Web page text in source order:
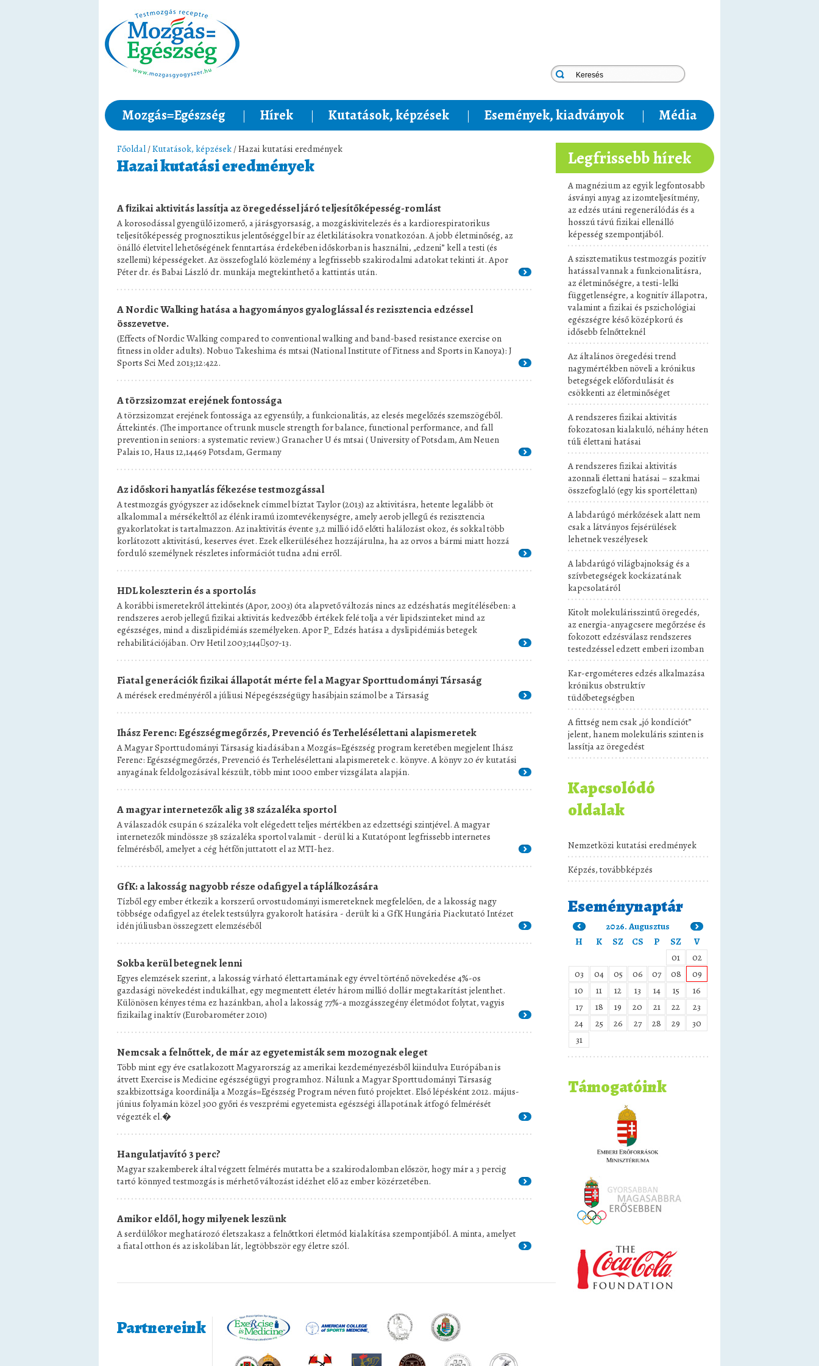
Mozgás=Egészség Hírek Kutatások, képzések Események, kiadványok Média
Főoldal /Kutatások, képzések / Hazai kutatási eredmények
Hazai kutatási eredmények
A ﬁzikai aktivitás lassítja az öregedéssel járó teljesítőképesség-romlást
A korosodással gyengülő izomerő, a járásgyorsaság, a mozgáskivitelezés és a kardiorespiratorikus
teljesítőképesség prognosztikus jelentőséggel bír az életkilátásokra vonatkozóan. A jobb életminőség, az
önálló életvitel lehetőségének fenntartása érdekében időskorban is használni, „edzeni” kell a testi (és
szellemi) képességeket. Az összefoglaló közlemény a legfrissebb szakirodalmi adatokat tekinti át. Apor
Péter dr. és Babai László dr. munkája megtekinthető a kattintás után.
A Nordic Walking hatása a hagyományos gyaloglással és rezisztencia edzéssel
összevetve.
(Effects of Nordic Walking compared to conventional walking and band-based resistance exercise on
fitness in older adults). Nobuo Takeshima és mtsai (National Institute of Fitness and Sports in Kanoya): J
Sports Sci Med 2013;12:422.
A törzsizomzat erejének fontossága
A törzsizomzat erejének fontossága az egyensúly, a funkcionalitás, az elesés megelőzés szemszögéből.
Áttekintés. (The importance of trunk muscle strength for balance, functional performance, and fall
prevention in seniors: a systematic review.) Granacher U és mtsai ( University of Potsdam, Am Neuen
Palais 10, Haus 12,14469 Potsdam, Germany
Az időskori hanyatlás fékezése testmozgással
A testmozgás gyógyszer az időseknek címmel bíztat Taylor (2013) az aktivitásra, hetente legalább öt
alkalommal a mérsékelttől az élénk iramú izomtevékenységre, amely aerob jellegű és rezisztencia
gyakorlatokat is tartalmazzon. Az inaktivitás évente 3,2 millió idő előtti halálozást okoz, és sokkal több
korlátozott aktivitású, keserves évet. Ezek elkerüléséhez hozzájárulna, ha az orvos a bármi miatt hozzá
forduló személynek részletes információt tudna adni erről.
HDL koleszterin és a sportolás
A korábbi ismeretekről áttekintés (Apor, 2003) óta alapvető változás nincs az edzéshatás megítélésében: a
rendszeres aerob jellegű fizikai aktivitás kedvezőbb értékek felé tolja a vér lipidszinteket mind az
egészséges, mind a diszlipidémiás személyeken. Apor P_ Edzés hatása a dyslipidémiás betegek
rehabilitációjában. Orv Hetil 2003;144507-13.
Fiatal generációk fizikai állapotát mérte fel a Magyar Sporttudományi Társaság
A mérések eredményéről a júliusi Népegészségügy hasábjain számol be a Társaság
Ihász Ferenc: Egészségmegőrzés, Prevenció és Terhelésélettani alapismeretek
A Magyar Sporttudományi Társaság kiadásában a Mozgás=Egészség program keretében megjelent Ihász
Ferenc: Egészségmegőrzés, Prevenció és Terhelésélettani alapismeretek c. könyve. A könyv 20 év kutatási
anyagának feldolgozásával készült, több mint 1000 ember vizsgálata alapján.
A magyar internetezők alig 38 százaléka sportol
A válaszadók csupán 6 százaléka volt elégedett teljes mértékben az edzettségi szintjével. A magyar
internetezők mindössze 38 százaléka sportol valamit - derül ki a Kutatópont legfrissebb internetes
felmérésből, amelyet a cég hétfőn juttatott el az MTI-hez.
GfK: a lakosság nagyobb része odafigyel a táplálkozására
Tízből egy ember étkezik a korszerű orvostudományi ismereteknek megfelelően, de a lakosság nagy
többsége odafigyel az ételek testsúlyra gyakorolt hatására - derült ki a GfK Hungária Piackutató Intézet
idén júliusban összegzett elemzéséből
Sokba kerül betegnek lenni
Egyes elemzések szerint, a lakosság várható élettartamának egy évvel történő növekedése 4%-os
gazdasági növekedést indukálhat, egy megmentett életév három millió dollár megtakarítást jelenthet.
Különösen kényes téma ez hazánkban, ahol a lakosság 77%-a mozgásszegény életmódot folytat, vagyis
fizikailag inaktív (Eurobarométer 2010)
Nemcsak a felnőttek, de már az egyetemisták sem mozognak eleget
Több mint egy éve csatlakozott Magyarország az amerikai kezdeményezésből kiindulva Európában is
átvett Exercise is Medicine egészségügyi programhoz. Nálunk a Magyar Sporttudományi Társaság
szakbizottsága koordinálja a Mozgás=Egészség Program néven futó projektet. Első lépésként 2012. május-
június folyamán közel 300 győri és veszprémi egyetemista egészségi állapotának átfogó felmérését
végezték el.�
Hangulatjavító 3 perc?
Magyar szakemberek által végzett felmérés mutatta be a szakirodalomban először, hogy már a 3 percig
tartó könnyed testmozgás is mérhető változást idézhet elő az ember közérzetében.
Amikor eldől, hogy milyenek leszünk
A serdülőkor meghatározó életszakasz a felnőttkori életmód kialakítása szempontjából. A minta, amelyet
a fiatal otthon és az iskolában lát, legtöbbször egy életre szól.
Legfrissebb hírek
A magnézium az egyik legfontosabb
ásványi anyag az izomteljesítmény,
az edzés utáni regenerálódás és a
hosszú távú fizikai ellenálló
képesség szempontjából.
A szisztematikus testmozgás pozitív
hatással vannak a funkcionalitásra,
az életminőségre, a testi-lelki
függetlenségre, a kognitív állapotra,
valamint a fizikai és pszichológiai
egészségre késő középkorú és
idősebb felnőtteknél
Az általános öregedési trend
nagymértékben növeli a krónikus
betegségek előfordulását és
csökkenti az életminőséget
A rendszeres fizikai aktivitás
fokozatosan kialakuló, néhány héten
túli élettani hatásai
A rendszeres fizikai aktivitás
azonnali élettani hatásai – szakmai
összefoglaló (egy kis sportélettan)
A labdarúgó mérkőzések alatt nem
csak a látványos fejsérülések
lehetnek veszélyesek
A labdarúgó világbajnokság és a
szívbetegségek kockázatának
kapcsolatáról
Kitolt molekulárisszintű öregedés,
az energia-anyagcsere megőrzése és
fokozott edzésválasz rendszeres
testedzéssel edzett emberi izomban
Kar-ergométeres edzés alkalmazása
krónikus obstruktív
tüdőbetegségben
A fittség nem csak „jó kondíciót”
jelent, hanem molekuláris szinten is
lassítja az öregedést
Kapcsolódó
oldalak
Nemzetközi kutatási eredmények
Képzés, továbbképzés
Eseménynaptár
2026. Augusztus
H
K SZ CS P SZ
V
01
02
03
04 05 06 07 08
09
10
11 12 13 14 15
16
17
18 19 20 21 22
23
24
25 26 27 28 29
30
31
Támogatóink
Partnereink